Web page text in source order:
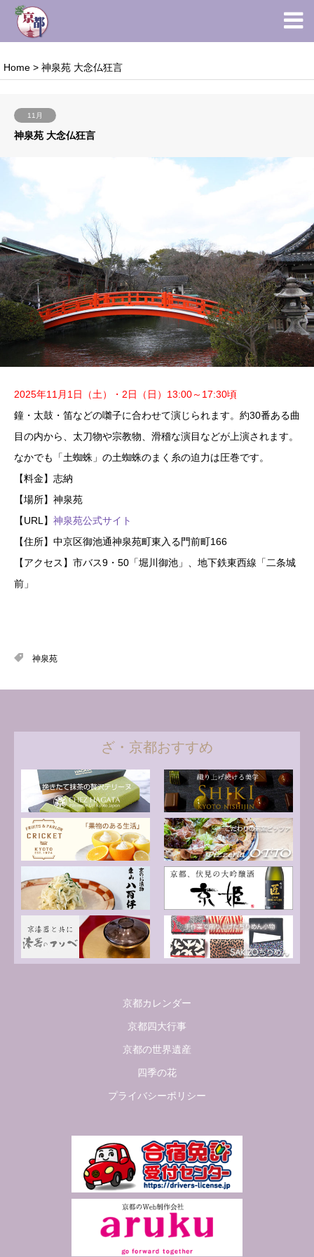
Home > 神泉苑 大念仏狂言
11月
神泉苑 大念仏狂言
2025年11月1日（土）・2日（日）13:00～17:30頃
鐘・太鼓・笛などの囃子に合わせて演じられます。約30番ある曲
目の内から、太刀物や宗教物、滑稽な演目などが上演されます。
なかでも「土蜘蛛」の土蜘蛛のまく糸の迫力は圧巻です。
【料金】志納
【場所】神泉苑
【URL】 神泉苑公式サイト
【住所】中京区御池通神泉苑町東入る門前町166
【アクセス】市バス9・50「堀川御池」、地下鉄東西線「二条城
前」
神泉苑
ざ・京都おすすめ
京都カレンダー
京都四大行事
京都の世界遺産
四季の花
プライバシーポリシー